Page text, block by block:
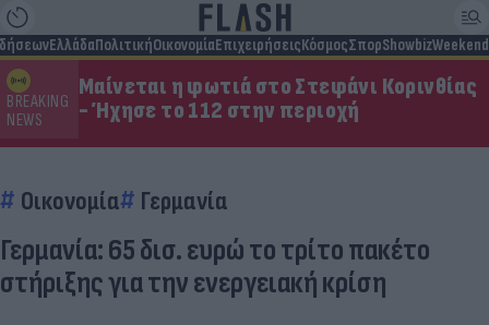
ΕλλάδαΠολιτικήΟικονομίαΕπιχειρήσειςΚόσμοςΣπορShowbizWeekend
BREAKING
NEWS
Μαίνεται η φωτιά στο Στεφάνι Κορινθίας
- Ήχησε το 112 στην περιοχή
Οικονομία Γερμανία
Γερμανία: 65 δισ. ευρώ το τρίτο πακέτο
στήριξης για την ενεργειακή κρίση